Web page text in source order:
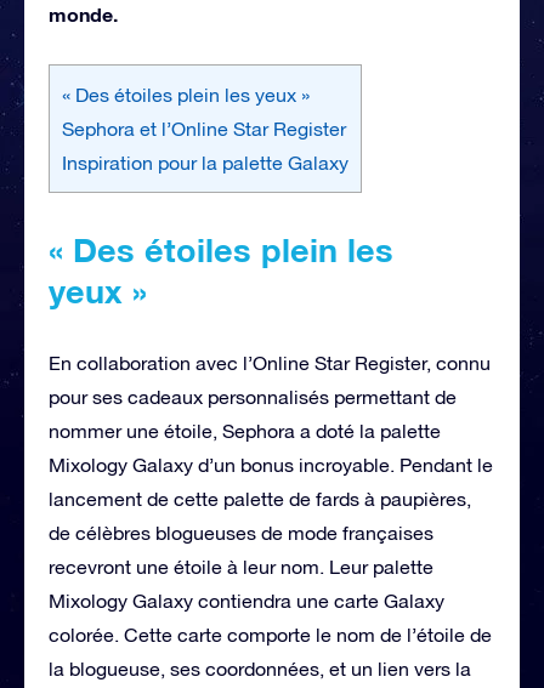
monde.
« Des étoiles plein les yeux »
Sephora et l’Online Star Register
Inspiration pour la palette Galaxy
« Des étoiles plein les
yeux »
En collaboration avec l’Online Star Register, connu
pour ses cadeaux personnalisés permettant de
nommer une étoile, Sephora a doté la palette
Mixology Galaxy d’un bonus incroyable. Pendant le
lancement de cette palette de fards à paupières,
de célèbres blogueuses de mode françaises
recevront une étoile à leur nom. Leur palette
Mixology Galaxy contiendra une carte Galaxy
colorée. Cette carte comporte le nom de l’étoile de
la blogueuse, ses coordonnées, et un lien vers la